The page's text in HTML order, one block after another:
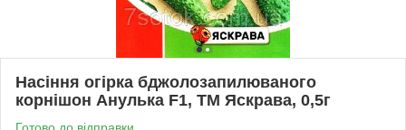
Насіння огірка бджолозапилюваного
корнішон Анулька F1, ТМ Яскрава, 0,5г
Готово до відправки